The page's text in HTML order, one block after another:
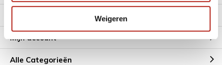
Weigeren
Mijn account
Alle Categorieën